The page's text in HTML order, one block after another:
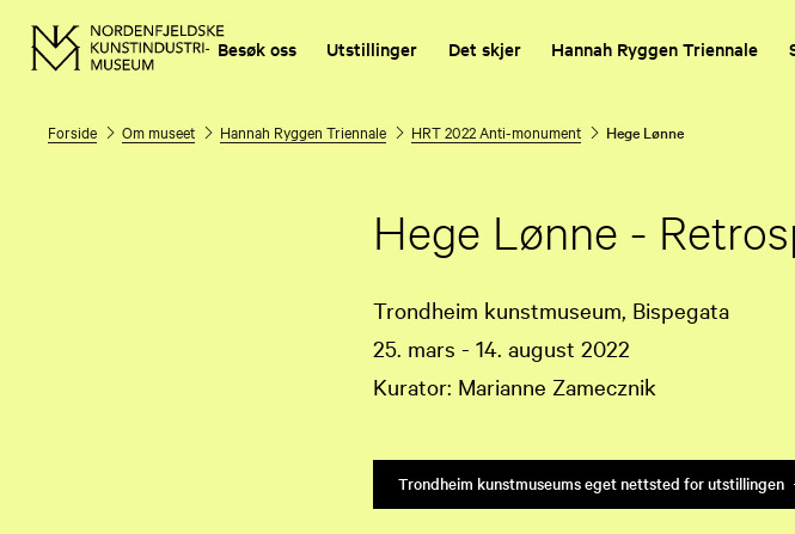
Besøk oss Utstillinger Det skjer Hannah Ryggen Triennale
Forside Om museet Hannah Ryggen Triennale HRT 2022 Anti-monument Hege Lønne
Hege Lønne -
Trondheim kunstmuseum, Bispegata
25. mars - 14. august 2022
Kurator: Marianne Zamecznik
Trondheim kunstmuseums eget nettsted for utstillingen